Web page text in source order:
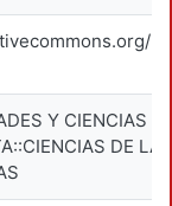
Y CIENCIAS
DE